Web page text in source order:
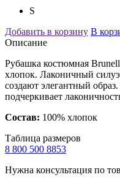
S
Добавить в корзину В
Описание
Рубашка костюмная
хлопок. Лаконичный
создают элегантный
подчеркивает
Состав: 100% хлопок
Таблица размеров
8 800 500 8853
Нужна консультация по